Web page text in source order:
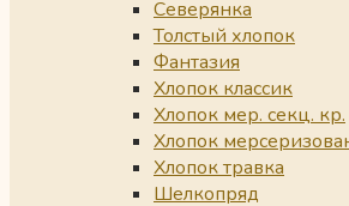
Северянка
Толстый хлопок
Фантазия
Хлопок классик
Хлопок мер. секц. кр.
Хлопок
Хлопок травка
Шелкопряд